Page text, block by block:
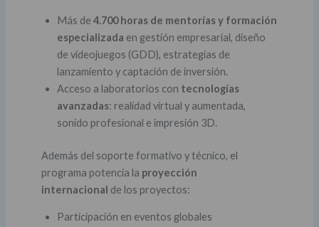
Más de 4.700 horas de mentorías y formación
especializada en gestión empresarial, diseño
de videojuegos (GDD), estrategias de
lanzamiento y captación de inversión.
Acceso a laboratorios con tecnologías
avanzadas: realidad virtual y aumentada,
sonido profesional e impresión 3D.
Además del soporte formativo y técnico, el
programa potencia la proyección
internacional de los proyectos:
Participación en eventos globales